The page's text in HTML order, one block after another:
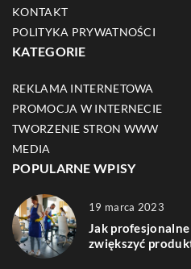
KONTAKT
POLITYKA PRYWATNOŚCI
KATEGORIE
REKLAMA INTERNETOWA
PROMOCJA W INTERNECIE
TWORZENIE STRON WWW
MEDIA
POPULARNE WPISY
19 marca 2023
Jak
zwiększyć